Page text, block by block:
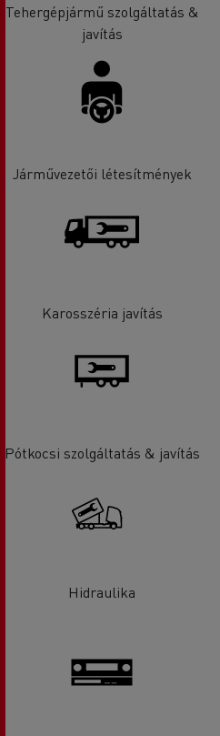
Tehergépjármű szolgáltatás &
javítás
Járművezetői létesítmények
Karosszéria javítás
Pótkocsi szolgáltatás & javítás
Hidraulika